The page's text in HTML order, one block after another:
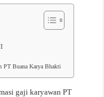
PT Buana Karya Bhakti
gaji karyawan PT